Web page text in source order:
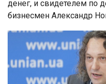
денег, и свидетелем по
бизнесмен Александр